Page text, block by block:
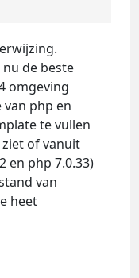
de beste
omgeving
php en
te vullen
of vanuit
en php 7.0.33)
van
heet